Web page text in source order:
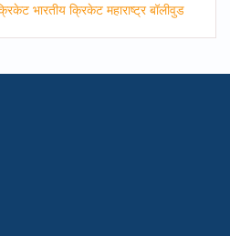
भारतीय क्रिकेट महाराष्ट्र बॉलीवुड